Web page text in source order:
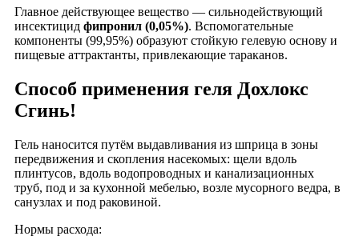
Главное действующее вещество — сильнодействующий
инсектицид фипронил (0,05%). Вспомогательные
компоненты (99,95%) образуют стойкую гелевую основу и
пищевые аттрактанты, привлекающие тараканов.
Способ применения геля Дохлокс
Сгинь!
Гель наносится путём выдавливания из шприца в зоны
передвижения и скопления насекомых: щели вдоль
плинтусов, вдоль водопроводных и канализационных
труб, под и за кухонной мебелью, возле мусорного ведра, в
санузлах и под раковиной.
Нормы расхода: